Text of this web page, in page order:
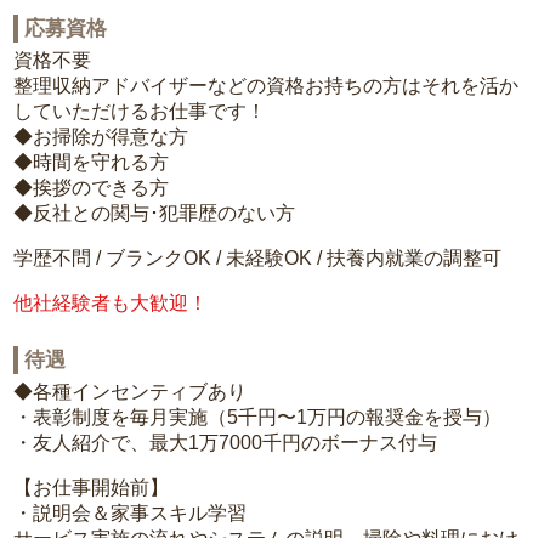
応募資格
資格不要
整理収納アドバイザーなどの資格お持ちの方はそれを活か
していただけるお仕事です！
◆お掃除が得意な方
◆時間を守れる方
◆挨拶のできる方
◆反社との関与･犯罪歴のない方
学歴不問 / ブランクOK / 未経験OK / 扶養内就業の調整可
他社経験者も大歓迎！
待遇
◆各種インセンティブあり
・表彰制度を毎月実施（5千円〜1万円の報奨金を授与）
・友人紹介で、最大1万7000千円のボーナス付与
【お仕事開始前】
・説明会＆家事スキル学習